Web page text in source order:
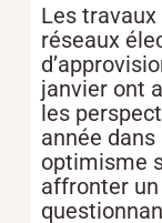
Les
réseaux
janvier ont
les
année
optimisme
affronter